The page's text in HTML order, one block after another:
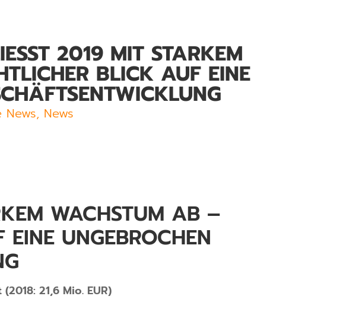
2019 MIT STARKEM W
BLICK AUF EINE U
News, News
WACHSTUM AB – B
UNGEBROCHEN D
21,6 Mio. EUR)